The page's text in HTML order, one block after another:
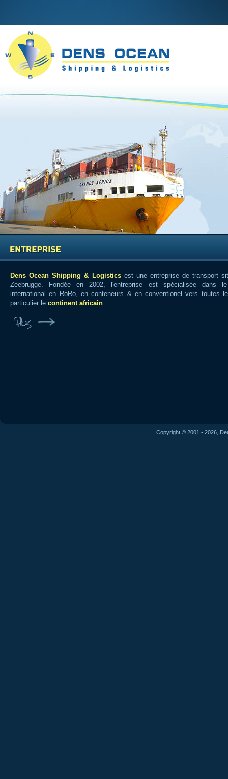
Dens Ocean Shipping & Logisticsest une entreprise de transport
Zeebrugge. Fondée en 2002, l'entreprise est spécialisée dans
international en RoRo, en conteneurs & en conventionel vers toutes
particulier le continent africain.
Copyright © 2001 - 2026,